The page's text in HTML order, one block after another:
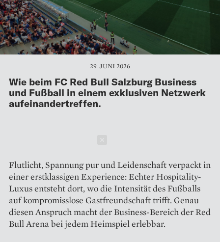
29. JUNI 2026
Wie beim FC Red Bull Salzburg Business
und Fußball in einem exklusiven Netzwerk
aufeinandertreffen.
Flutlicht, Spannung pur und Leidenschaft verpackt in
einer erstklassigen Experience: Echter Hospitality-
Luxus entsteht dort, wo die Intensität des Fußballs
auf kompromisslose Gastfreundschaft trifft. Genau
diesen Anspruch macht der Business-Bereich der Red
Bull Arena bei jedem Heimspiel erlebbar.